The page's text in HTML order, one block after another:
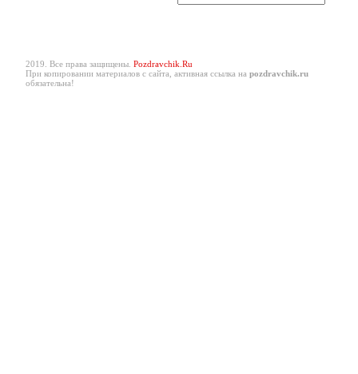
2019. Все права защищены. Pozdravchik.Ru
При копировании материалов с сайта, активная ссылка на pozdravchik.ru
обязательна!